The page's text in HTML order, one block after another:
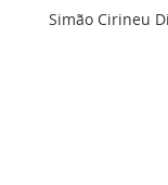
Simão Cirineu